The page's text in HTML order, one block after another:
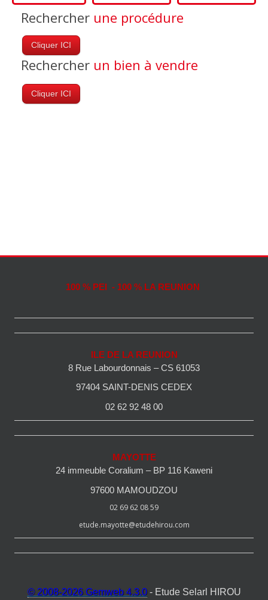
Rechercher une procédure
Cliquer ICI
Rechercher un bien à vendre
Cliquer ICI
100 % PEI - 100 % LA REUNION
ILE DE LA REUNION
8 Rue Labourdonnais – CS 61053
97404 SAINT-DENIS CEDEX
02 62 92 48 00
MAYOTTE
24 immeuble Coralium – BP 116 Kaweni
97600 MAMOUDZOU
02 69 62 08 59
etude.mayotte@etudehirou.com
© 2008-2026 Gemweb 4.3.0- Etude Selarl HIROU